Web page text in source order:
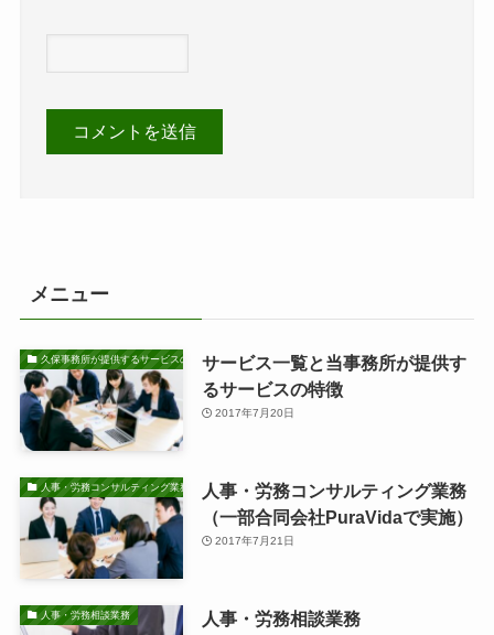
メニュー
久保事務所が提供するサービスの特徴サービス一覧と当事務所が提供す
るサービスの特徴
2017年7月20日
人事・労務コンサルティング業務
人事・労務コンサルティング業務
（一部合同会社PuraVidaで実施）
2017年7月21日
人事・労務相談業務 人事・労務相談業務